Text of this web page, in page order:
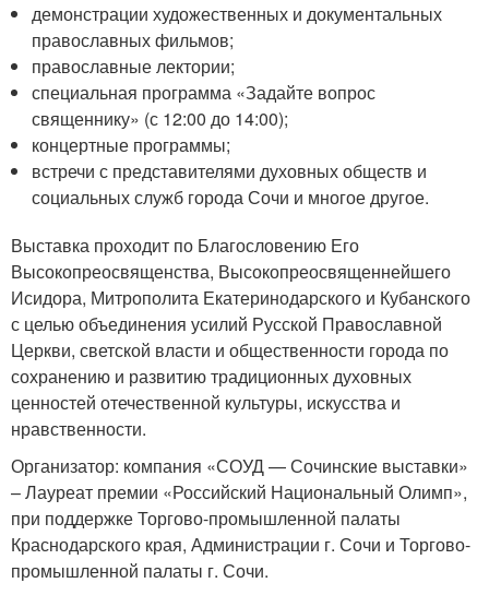
демонстрации художественных и документальных
православных фильмов;
православные лектории;
специальная программа «Задайте вопрос
священнику» (с 12:00 до 14:00);
концертные программы;
встречи с представителями духовных обществ и
социальных служб города Сочи и многое другое.
Выставка проходит по Благословению Его
Высокопреосвященства, Высокопреосвященнейшего
Исидора, Митрополита Екатеринодарского и Кубанского
с целью объединения усилий Русской Православной
Церкви, светской власти и общественности города по
сохранению и развитию традиционных духовных
ценностей отечественной культуры, искусства и
нравственности.
Организатор: компания «СОУД — Сочинские выставки»
– Лауреат премии «Российский Национальный Олимп»,
при поддержке Торгово-промышленной палаты
Краснодарского края, Администрации г. Сочи и Торгово-
промышленной палаты г. Сочи.